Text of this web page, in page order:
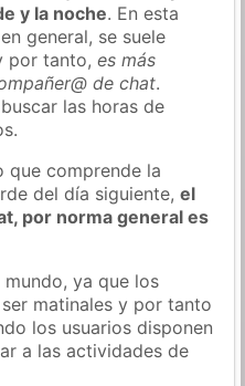
y la noche. En esta
general, se suele
por tanto,es más
de chat.
las horas de
que comprende la
del día siguiente,el
por norma general es
ya que los
matinales y por tanto
los usuarios disponen
a las actividades de